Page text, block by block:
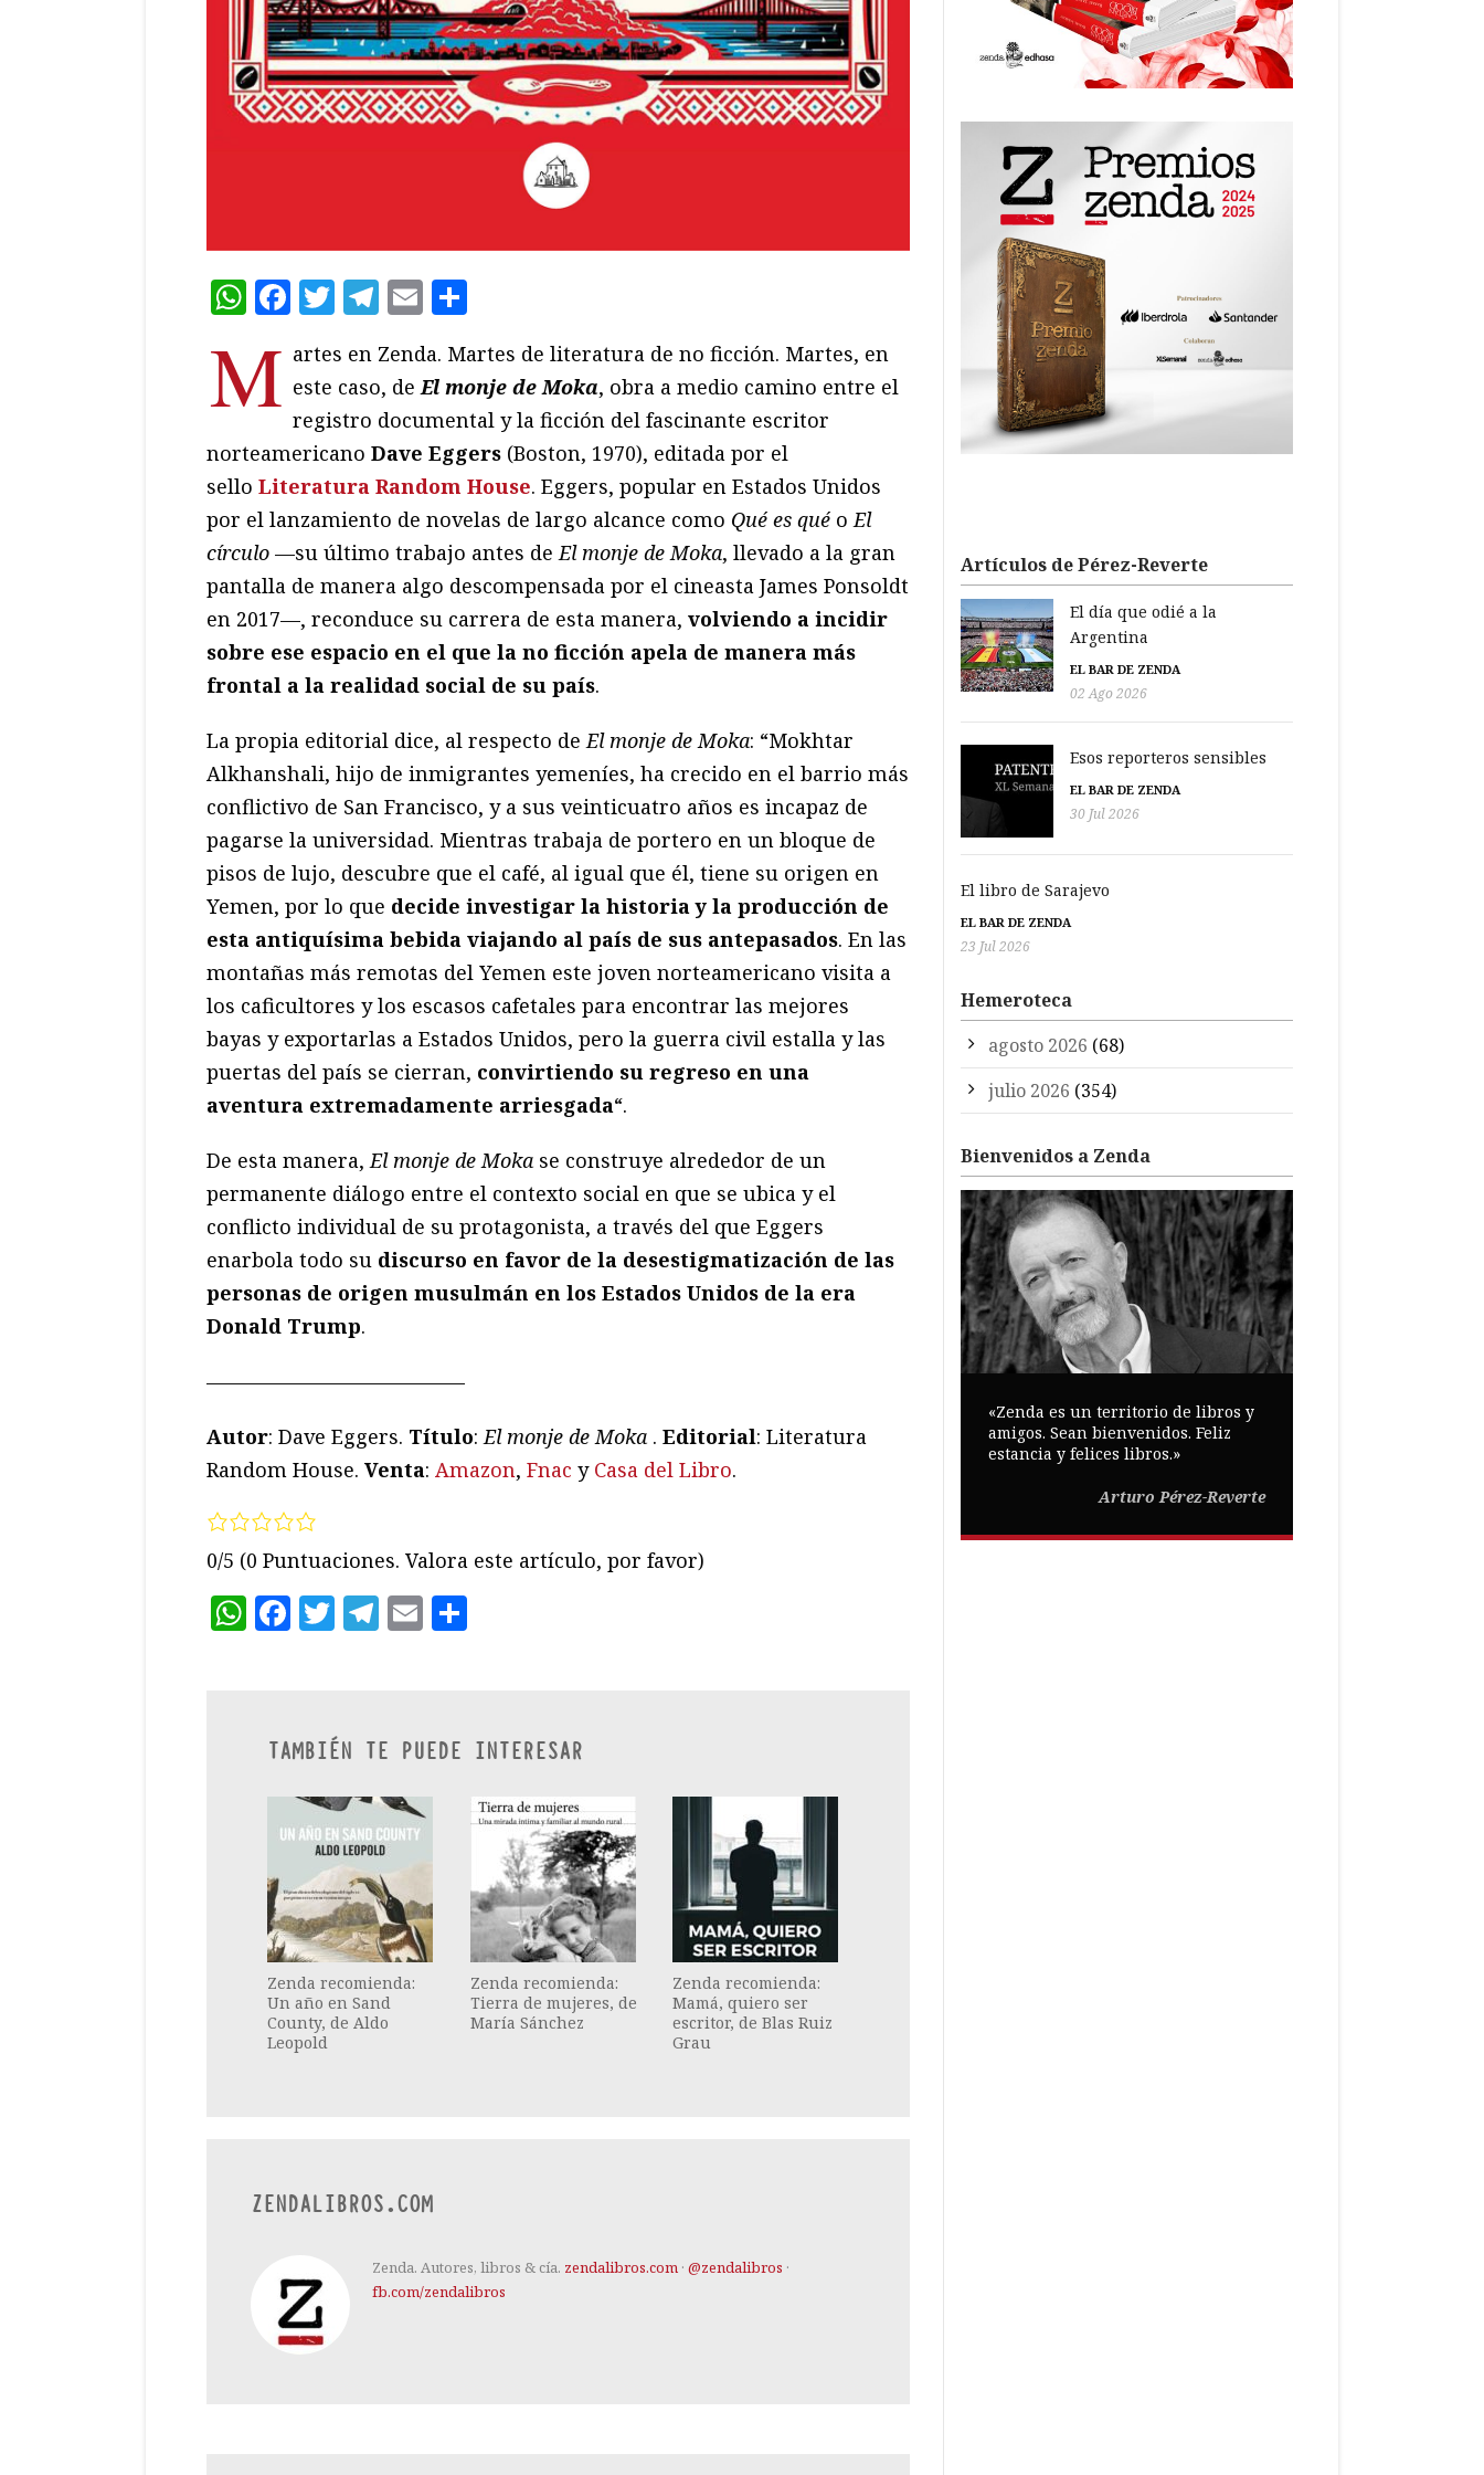
WhatsApp
Facebook
Twitter
Telegram
Email
M artes en Zenda. Martes de literatura de no ficción. Martes, en
este caso, deEl monje de Moka, obra a medio camino entre el
registro documental y la ficción del fascinante escritor
norteamericano Dave Eggers (Boston, 1970), editada por el
sello Literatura Random House. Eggers, popular en Estados Unidos
por el lanzamiento de novelas de largo alcance como Qué es qué oEl
círculo —su último trabajo antes deEl monje de Moka, llevado a la gran
pantalla de manera algo descompensada por el cineasta James Ponsoldt
en 2017—, reconduce su carrera de esta manera, volviendo a incidir
sobre ese espacio en el que la no ficción apela de manera más
frontal a la realidad social de su país.
La propia editorial dice, al respecto deEl monje de Moka: “Mokhtar
Alkhanshali, hijo de inmigrantes yemeníes, ha crecido en el barrio más
conflictivo de San Francisco, y a sus veinticuatro años es incapaz de
pagarse la universidad. Mientras trabaja de portero en un bloque de
pisos de lujo, descubre que el café, al igual que él, tiene su origen en
Yemen, por lo que decide investigar la historia y la producción de
esta antiquísima bebida viajando al país de sus antepasados. En las
montañas más remotas del Yemen este joven norteamericano visita a
los caficultores y los escasos cafetales para encontrar las mejores
bayas y exportarlas a Estados Unidos, pero la guerra civil estalla y las
puertas del país se cierran, convirtiendo su regreso en una
aventura extremadamente arriesgada“.
De esta manera,El monje de Moka se construye alrededor de un
permanente diálogo entre el contexto social en que se ubica y el
conflicto individual de su protagonista, a través del que Eggers
enarbola todo su discurso en favor de la desestigmatización de las
personas de origen musulmán en los Estados Unidos de la era
Donald Trump.
—————————————
Autor: Dave Eggers. Título:El monje de Moka . Editorial: Literatura
Random House. Venta: Amazon, Fnac y Casa del Libro.
0/5 (0 Puntuaciones. Valora este artículo, por favor)
WhatsApp
Facebook
Twitter
Telegram
Email
TAMBIÉN TE PUEDE INTERESAR
Zenda recomienda:
Un año en Sand
County, de Aldo
Leopold
Zenda recomienda:
Tierra de mujeres, de
María Sánchez
Zenda recomienda:
Mamá, quiero ser
escritor, de Blas Ruiz
Grau
ZENDALIBROS.COM
Zenda. Autores, libros & cía. zendalibros.com · @zendalibros ·
fb.com/zendalibros
Artículos de Pérez-Reverte
El día que odié a la
Argentina
EL BAR DE ZENDA
02 Ago 2026
Esos reporteros sensibles
EL BAR DE ZENDA
30 Jul 2026
El libro de Sarajevo
EL BAR DE ZENDA
23 Jul 2026
Hemeroteca
agosto 2026 (68)
julio 2026 (354)
Bienvenidos a Zenda
«Zenda es un territorio de libros y
amigos. Sean bienvenidos. Feliz
estancia y felices libros.»
Arturo Pérez-Reverte